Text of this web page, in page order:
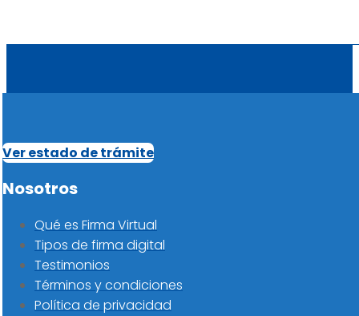
Ver estado de trámite
Nosotros
Qué es Firma Virtual
Tipos de firma digital
Testimonios
Términos y condiciones
Política de privacidad